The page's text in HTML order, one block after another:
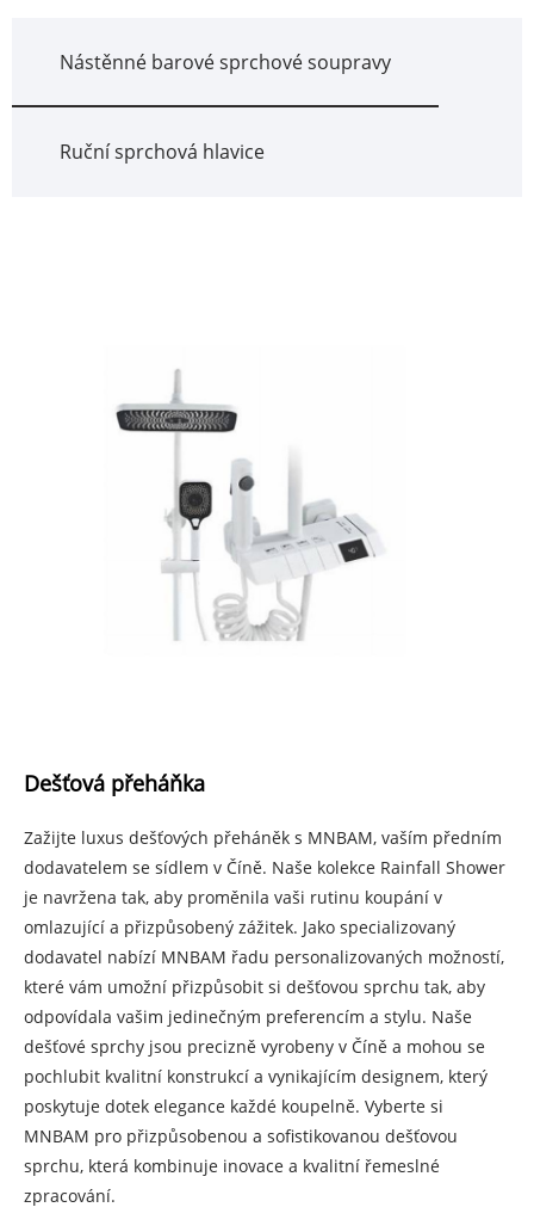
Nástěnné barové sprchové soupravy
Ruční sprchová hlavice
Dešťová přeháňka
Zažijte luxus dešťových přeháněk s MNBAM, vaším předním
dodavatelem se sídlem v Číně. Naše kolekce Rainfall Shower
je navržena tak, aby proměnila vaši rutinu koupání v
omlazující a přizpůsobený zážitek. Jako specializovaný
dodavatel nabízí MNBAM řadu personalizovaných možností,
které vám umožní přizpůsobit si dešťovou sprchu tak, aby
odpovídala vašim jedinečným preferencím a stylu. Naše
dešťové sprchy jsou precizně vyrobeny v Číně a mohou se
pochlubit kvalitní konstrukcí a vynikajícím designem, který
poskytuje dotek elegance každé koupelně. Vyberte si
MNBAM pro přizpůsobenou a sofistikovanou dešťovou
sprchu, která kombinuje inovace a kvalitní řemeslné
zpracování.